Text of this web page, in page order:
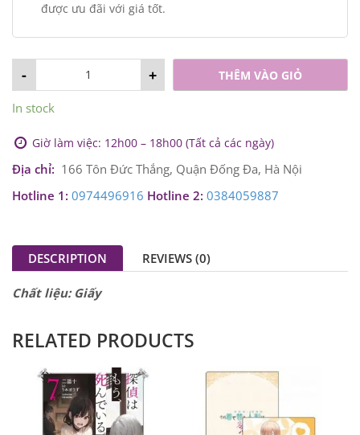
được ưu đãi với giá tốt.
+
- THÊM VÀO GIỎ
In stock
Giờ làm việc: 12h00 – 18h00 (Tất cả các ngày)
Địa chỉ: 166 Tôn Đức Thắng, Quận Đống Đa, Hà Nội
Hotline 1: 0974496916 Hotline 2: 0384059887
DESCRIPTION REVIEWS (0)
Chất liệu: Giấy
RELATED PRODUCTS